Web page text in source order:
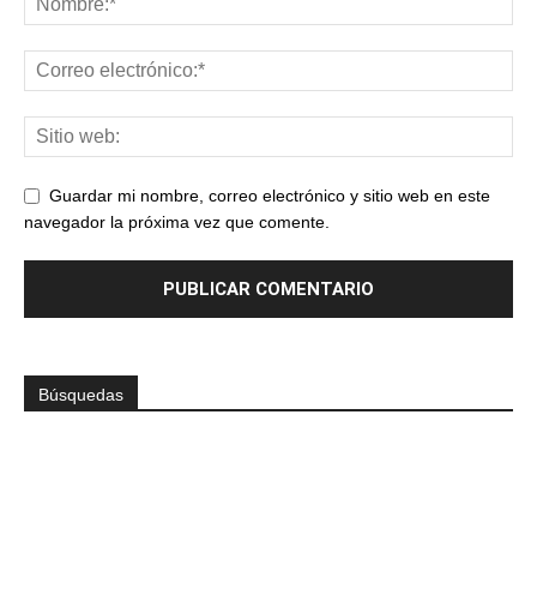
Guardar mi nombre, correo electrónico y sitio web en este
navegador la próxima vez que comente.
Búsquedas